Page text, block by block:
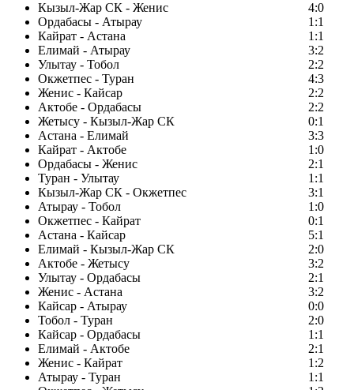
Кызыл-Жар СК - Женис
4:0
Ордабасы - Атырау
1:1
Кайрат - Астана
1:1
Елимай - Атырау
3:2
Улытау - Тобол
2:2
Окжетпес - Туран
4:3
Женис - Кайсар
2:2
Актобе - Ордабасы
2:2
Жетысу - Кызыл-Жар СК
0:1
Астана - Елимай
3:3
Кайрат - Актобе
1:0
Ордабасы - Женис
2:1
Туран - Улытау
1:1
Кызыл-Жар СК - Окжетпес
3:1
Атырау - Тобол
1:0
Окжетпес - Кайрат
0:1
Астана - Кайсар
5:1
Елимай - Кызыл-Жар СК
2:0
Актобе - Жетысу
3:2
Улытау - Ордабасы
2:1
Женис - Астана
3:2
Кайсар - Атырау
0:0
Тобол - Туран
2:0
Кайсар - Ордабасы
1:1
Елимай - Актобе
2:1
Женис - Кайрат
1:2
Атырау - Туран
1:1